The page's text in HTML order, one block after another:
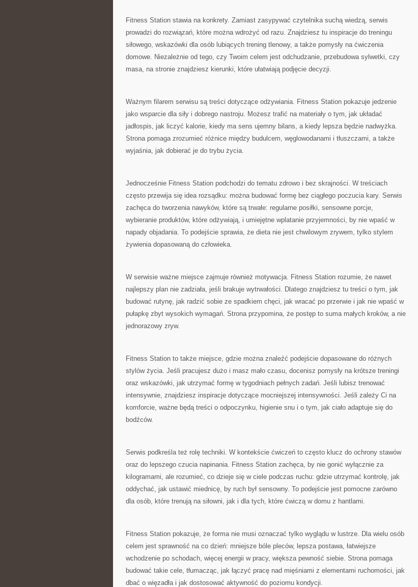
Fitness Station stawia na konkrety. Zamiast zasypywać czytelnika suchą wiedzą, serwis
prowadzi do rozwiązań, które można wdrożyć od razu. Znajdziesz tu inspiracje do treningu
siłowego, wskazówki dla osób lubiących trening tlenowy, a także pomysły na ćwiczenia
domowe. Niezależnie od tego, czy Twoim celem jest odchudzanie, przebudowa sylwetki, czy
masa, na stronie znajdziesz kierunki, które ułatwiają podjęcie decyzji.
Ważnym filarem serwisu są treści dotyczące odżywiania. Fitness Station pokazuje jedzenie
jako wsparcie dla siły i dobrego nastroju. Możesz trafić na materiały o tym, jak układać
jadłospis, jak liczyć kalorie, kiedy ma sens ujemny bilans, a kiedy lepsza będzie nadwyżka.
Strona pomaga zrozumieć różnice między budulcem, węglowodanami i tłuszczami, a także
wyjaśnia, jak dobierać je do trybu życia.
Jednocześnie Fitness Station podchodzi do tematu zdrowo i bez skrajności. W treściach
często przewija się idea rozsądku: można budować formę bez ciągłego poczucia kary. Serwis
zachęca do tworzenia nawyków, które są trwałe: regularne posiłki, sensowne porcje,
wybieranie produktów, które odżywiają, i umiejętne wplatanie przyjemności, by nie wpaść w
napady objadania. To podejście sprawia, że dieta nie jest chwilowym zrywem, tylko stylem
żywienia dopasowaną do człowieka.
W serwisie ważne miejsce zajmuje również motywacja. Fitness Station rozumie, że nawet
najlepszy plan nie zadziała, jeśli brakuje wytrwałości. Dlatego znajdziesz tu treści o tym, jak
budować rutynę, jak radzić sobie ze spadkiem chęci, jak wracać po przerwie i jak nie wpaść w
pułapkę zbyt wysokich wymagań. Strona przypomina, że postęp to suma małych kroków, a nie
jednorazowy zryw.
Fitness Station to także miejsce, gdzie można znaleźć podejście dopasowane do różnych
stylów życia. Jeśli pracujesz dużo i masz mało czasu, docenisz pomysły na krótsze treningi
oraz wskazówki, jak utrzymać formę w tygodniach pełnych zadań. Jeśli lubisz trenować
intensywnie, znajdziesz inspiracje dotyczące mocniejszej intensywności. Jeśli zależy Ci na
komforcie, ważne będą treści o odpoczynku, higienie snu i o tym, jak ciało adaptuje się do
bodźców.
Serwis podkreśla też rolę techniki. W kontekście ćwiczeń to często klucz do ochrony stawów
oraz do lepszego czucia napinania. Fitness Station zachęca, by nie gonić wyłącznie za
kilogramami, ale rozumieć, co dzieje się w ciele podczas ruchu: gdzie utrzymać kontrolę, jak
oddychać, jak ustawić miednicę, by ruch był sensowny. To podejście jest pomocne zarówno
dla osób, które trenują na siłowni, jak i dla tych, które ćwiczą w domu z hantlami.
Fitness Station pokazuje, że forma nie musi oznaczać tylko wyglądu w lustrze. Dla wielu osób
celem jest sprawność na co dzień: mniejsze bóle pleców, lepsza postawa, łatwiejsze
wchodzenie po schodach, więcej energii w pracy, większa pewność siebie. Strona pomaga
budować takie cele, tłumacząc, jak łączyć pracę nad mięśniami z elementami ruchomości, jak
dbać o więzadła i jak dostosować aktywność do poziomu kondycji.